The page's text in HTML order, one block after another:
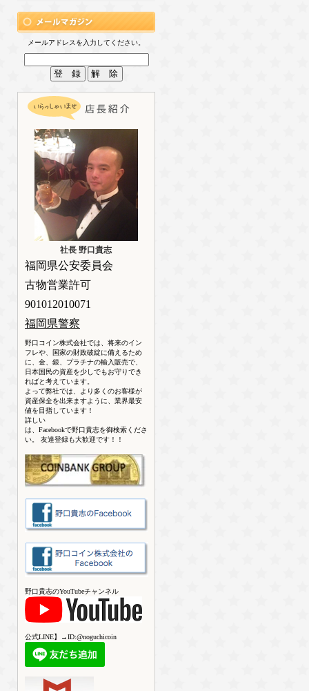
メールアドレスを入力してください。
社長 野口貴志
福岡県公安委員会
古物営業許可
901012010071
福岡県警察
野口コイン株式会社では、将来のイン
フレや、国家の財政破綻に備えるため
に、金、銀、プラチナの輸入販売で、
日本国民の資産を少しでもお守りでき
ればと考えています。
よって弊社では、より多くのお客様が
資産保全を出来ますように、業界最安
値を目指しています！
詳しい
は、Facebookで野口貴志を御検索くださ
い。 友達登録も大歓迎です！！
野口貴志のYouTubeチャンネル
公式LINE】→ID:@noguchicoin